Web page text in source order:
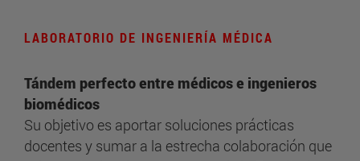
LABORATORIO DE INGENIERÍA MÉDICA
Tándem perfecto entre médicos e ingenieros
biomédicos
Su objetivo es aportar soluciones prácticas
docentes y sumar a la estrecha colaboración que